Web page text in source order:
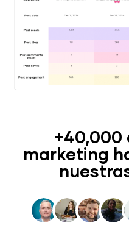
+40,000
marketing